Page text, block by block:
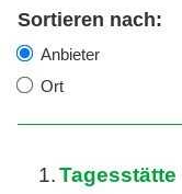
Sortieren nach:
Anbieter
Ort
1. Tagesstätte